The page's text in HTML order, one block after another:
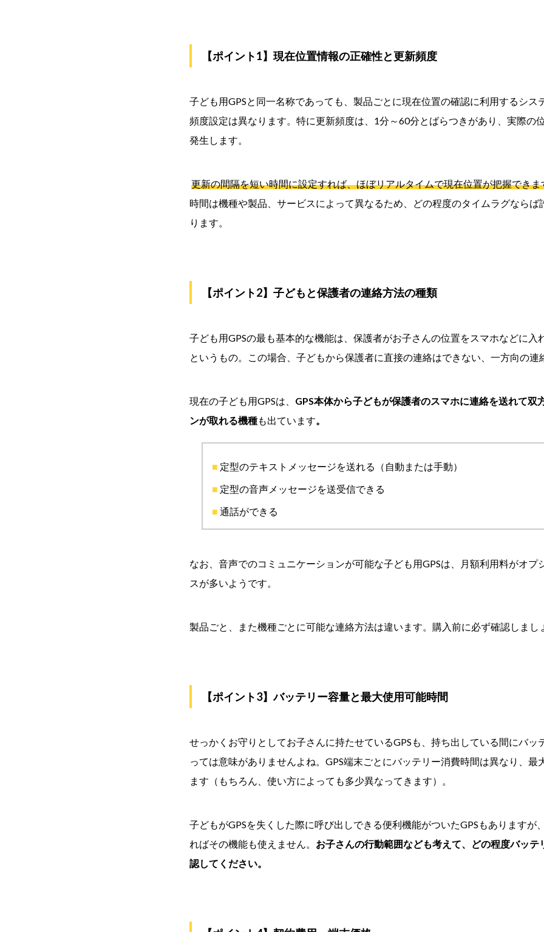
【ポイント1】現在位置情報の正確性と更新頻度
子ども用GPSと同一名称であっても、製品ごとに現在位置の確認に利用するシス
頻度設定は異なります。特に更新頻度は、1分～60分とばらつきがあり、実際の
発生します。
更新の間隔を短い時間に設定すれば、ほぼリアルタイムで現在位置が把握できま
時間は機種や製品、サービスによって異なるため、どの程度のタイムラグならば
ります。
【ポイント2】子どもと保護者の連絡方法の種類
子ども用GPSの最も基本的な機能は、保護者がお子さんの位置をスマホなどに入
というもの。この場合、子どもから保護者に直接の連絡はできない、一方向の連
現在の子ども用GPSは、 GPS本体から子どもが保護者のスマホに連絡を送れて双
ンが取れる機種も出ています。
定型のテキストメッセージを送れる（自動または手動）
定型の音声メッセージを送受信できる
通話ができる
なお、音声でのコミュニケーションが可能な子ども用GPSは、月額利用料がオプ
スが多いようです。
製品ごと、また機種ごとに可能な連絡方法は違います。購入前に必ず確認しまし
【ポイント3】バッテリー容量と最大使用可能時間
せっかくお守りとしてお子さんに持たせているGPSも、持ち出している間にバッ
っては意味がありませんよね。GPS端末ごとにバッテリー消費時間は異なり、最
ます（もちろん、使い方によっても多少異なってきます）。
子どもがGPSを失くした際に呼び出しできる便利機能がついたGPSもありますが
ればその機能も使えません。 お子さんの行動範囲なども考えて、どの程度バッテ
認してください。